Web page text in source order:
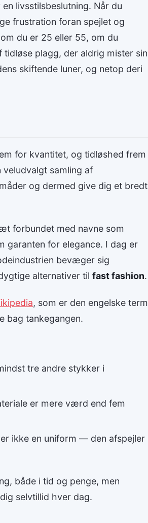
livsstilsbeslutning. Når du
frustration foran spejlet og
du er 25 eller 55, om du
plagg, der aldrig mister sin
skiftende luner, og netop deri
for kvantitet, og tidløshed frem
samling af
og dermed give dig et bredt
forbundet med navne som
garanten for elegance. I dag er
bevæger sig
alternativer til fast fashion.
, som er den engelske term
bag tankegangen.
tre andre stykker i
er mere værd end fem
ikke en uniform — den afspejler
både i tid og penge, men
selvtillid hver dag.